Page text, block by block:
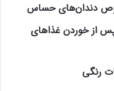
دندان‌های حساس
از خوردن غذاهای
رنگی